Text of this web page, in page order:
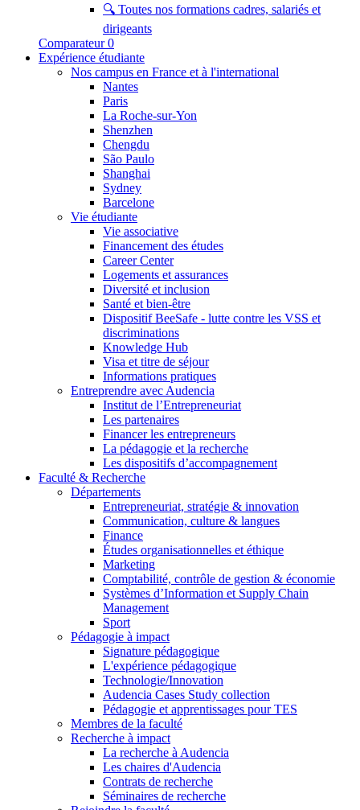
🔍 Toutes nos formations cadres, salariés et
dirigeants
Comparateur 0
Expérience étudiante
Nos campus en France et à l'international
Nantes
Paris
La Roche-sur-Yon
Shenzhen
Chengdu
São Paulo
Shanghai
Sydney
Barcelone
Vie étudiante
Vie associative
Financement des études
Career Center
Logements et assurances
Diversité et inclusion
Santé et bien-être
Dispositif BeeSafe - lutte contre les VSS et
discriminations
Knowledge Hub
Visa et titre de séjour
Informations pratiques
Entreprendre avec Audencia
Institut de l’Entrepreneuriat
Les partenaires
Financer les entrepreneurs
La pédagogie et la recherche
Les dispositifs d’accompagnement
Faculté & Recherche
Départements
Entrepreneuriat, stratégie & innovation
Communication, culture & langues
Finance
Études organisationnelles et éthique
Marketing
Comptabilité, contrôle de gestion & économie
Systèmes d’Information et Supply Chain
Management
Sport
Pédagogie à impact
Signature pédagogique
L'expérience pédagogique
Technologie/Innovation
Audencia Cases Study collection
Pédagogie et apprentissages pour TES
Membres de la faculté
Recherche à impact
La recherche à Audencia
Les chaires d'Audencia
Contrats de recherche
Séminaires de recherche